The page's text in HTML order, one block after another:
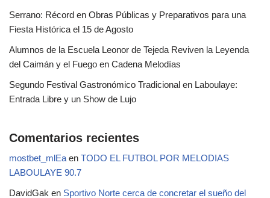
Serrano: Récord en Obras Públicas y Preparativos para una
Fiesta Histórica el 15 de Agosto
Alumnos de la Escuela Leonor de Tejeda Reviven la Leyenda
del Caimán y el Fuego en Cadena Melodías
Segundo Festival Gastronómico Tradicional en Laboulaye:
Entrada Libre y un Show de Lujo
Comentarios recientes
mostbet_mlEa en TODO EL FUTBOL POR MELODIAS
LABOULAYE 90.7
DavidGak en Sportivo Norte cerca de concretar el sueño del